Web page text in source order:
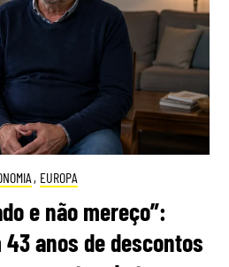
, EUROPA
e não mereço”:
anos de descontos